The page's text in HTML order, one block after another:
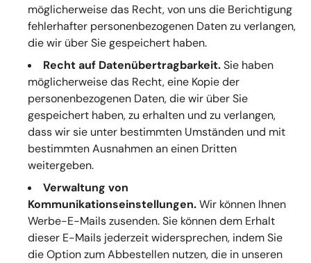
möglicherweise das Recht, von uns die Berichtigung
fehlerhafter personenbezogenen Daten zu verlangen,
die wir über Sie gespeichert haben.
Recht auf Datenübertragbarkeit.Sie haben
möglicherweise das Recht, eine Kopie der
personenbezogenen Daten, die wir über Sie
gespeichert haben, zu erhalten und zu verlangen,
dass wir sie unter bestimmten Umständen und mit
bestimmten Ausnahmen an einen Dritten
weitergeben.
Verwaltung von
Kommunikationseinstellungen.Wir können Ihnen
Werbe-E-Mails zusenden. Sie können dem Erhalt
dieser E-Mails jederzeit widersprechen, indem Sie
die Option zum Abbestellen nutzen, die in unseren